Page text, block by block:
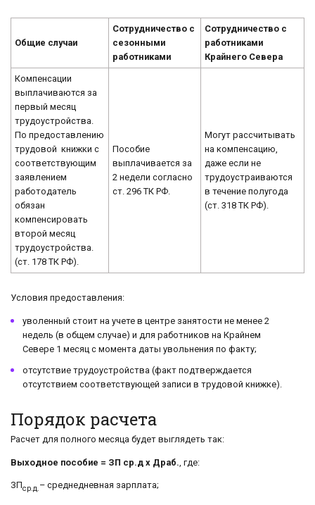
Общие случаи
Сотрудничество с
сезонными
работниками
Сотрудничество с
работниками
Крайнего Севера
Компенсации
выплачиваются за
первый месяц
трудоустройства.
По предоставлению
трудовой книжки с
соответствующим
заявлением
работодатель
обязан
компенсировать
второй месяц
трудоустройства.
(ст. 178 ТК РФ).
Пособие
выплачивается за
2 недели согласно
ст. 296 ТК РФ.
Могут рассчитывать
на компенсацию,
даже если не
трудоустраиваются
в течение полугода
(ст. 318 ТК РФ).
Условия предоставления:
уволенный стоит на учете в центре занятости не менее 2
недель (в общем случае) и для работников на Крайнем
Севере 1 месяц с момента даты увольнения по факту;
отсутствие трудоустройства (факт подтверждается
отсутствием соответствующей записи в трудовой книжке).
Порядок расчета
Расчет для полного месяца будет выглядеть так:
Выходное пособие = ЗП ср.д x Драб. , где:
ЗПср.д.– среднедневная зарплата;